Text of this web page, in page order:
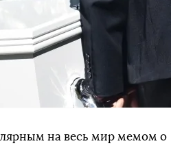
на весь мир мемом о